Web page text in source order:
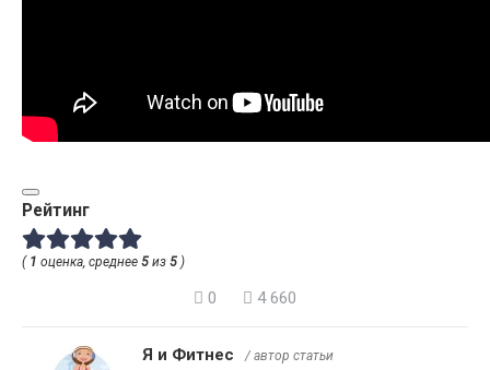
Рейтинг
( 1 оценка, среднее 5 из 5 )
0 4 660
Я и Фитнес / автор статьи